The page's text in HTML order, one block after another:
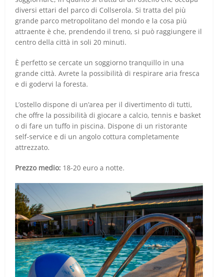
diversi ettari del parco di Collserola. Si tratta del più
grande parco metropolitano del mondo e la cosa più
attraente è che, prendendo il treno, si può raggiungere il
centro della città in soli 20 minuti.
È perfetto se cercate un soggiorno tranquillo in una
grande città. Avrete la possibilità di respirare aria fresca
e di godervi la foresta.
L’ostello dispone di un’area per il divertimento di tutti,
che offre la possibilità di giocare a calcio, tennis e basket
o di fare un tuffo in piscina. Dispone di un ristorante
self-service e di un angolo cottura completamente
attrezzato.
Prezzo medio: 18-20 euro a notte.